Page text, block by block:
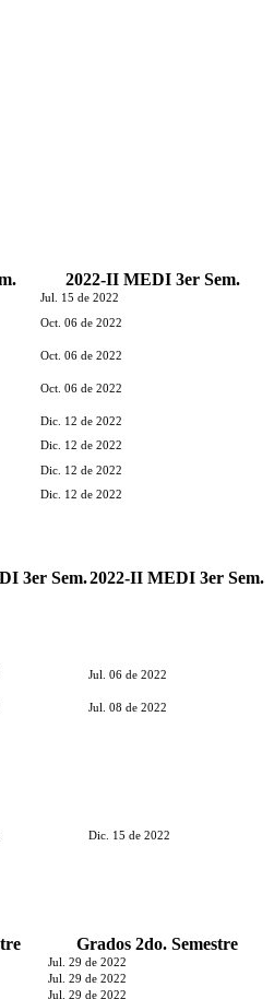
2022-II MEDI 3er Sem.
Jul. 15 de 2022
Oct. 06 de 2022
Oct. 06 de 2022
Oct. 06 de 2022
Dic. 12 de 2022
Dic. 12 de 2022
Dic. 12 de 2022
Dic. 12 de 2022
3er Sem.2022-II MEDI 3er Sem.
Jul. 06 de 2022
Jul. 08 de 2022
Dic. 15 de 2022
Grados 2do. Semestre
Jul. 29 de 2022
Jul. 29 de 2022
Jul. 29 de 2022